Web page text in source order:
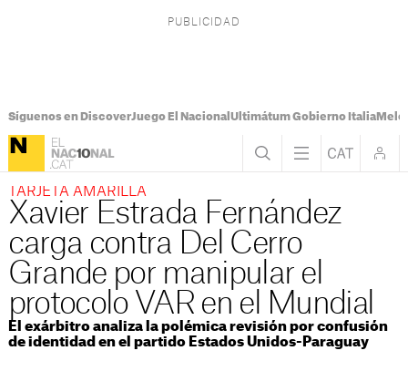
Síguenos en DiscoverJuego El Nacional Ultimátum Gobierno Italia
TARJETA AMARILLA
Xavier Estrada Fernández
carga contra Del Cerro
Grande por manipular el
protocolo VAR en el Mundial
El exárbitro analiza la polémica revisión por confusión
de identidad en el partido Estados Unidos-Paraguay